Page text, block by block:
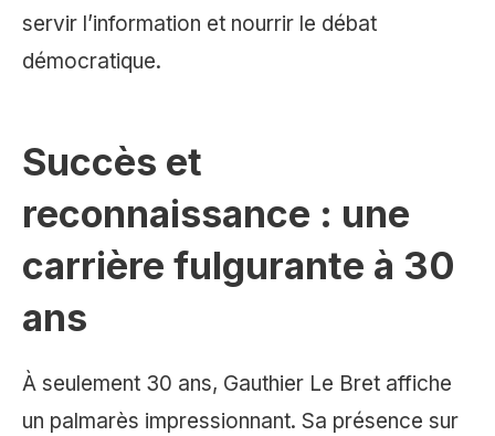
servir l’information et nourrir le débat
démocratique.
Succès et
reconnaissance : une
carrière fulgurante à 30
ans
À seulement 30 ans, Gauthier Le Bret affiche
un palmarès impressionnant. Sa présence sur